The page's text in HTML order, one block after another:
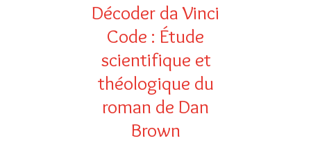
Décoder da Vinci
Code : Étude
scientifique et
théologique du
roman de Dan
Brown